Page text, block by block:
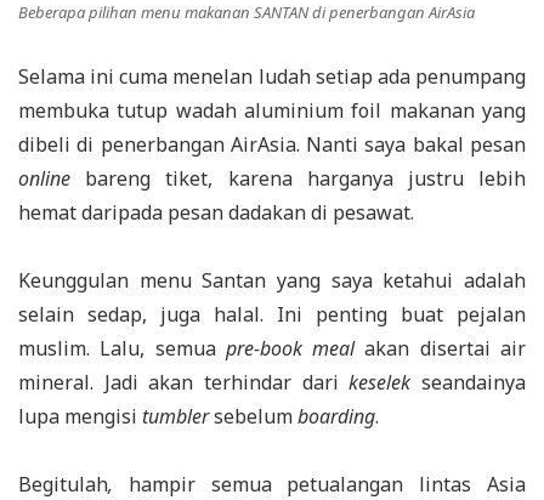
Beberapa pilihan menu makanan SANTAN di penerbangan AirAsia
Selama ini cuma menelan ludah setiap ada penumpang
membuka tutup wadah aluminium foil makanan yang
dibeli di penerbangan AirAsia. Nanti saya bakal pesan
online bareng tiket, karena harganya justru lebih
hemat daripada pesan dadakan di pesawat.
Keunggulan menu Santan yang saya ketahui adalah
selain sedap, juga halal. Ini penting buat pejalan
muslim. Lalu, semua pre-book mealakan disertai air
mineral. Jadi akan terhindar darikeselek seandainya
lupa mengisi tumblersebelumboarding.
Begitulah, hampir semua petualangan lintas Asia